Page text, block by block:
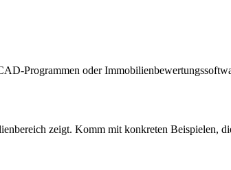
Programmen oder
zeigt. Komm mit konkreten Beispielen,